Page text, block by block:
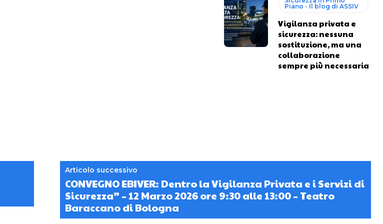
Piano - Il blog di ASSIV
Vigilanza privata e
sicurezza: nessuna
sostituzione, ma una
collaborazione
sempre più necessaria
Articolo successivo
CONVEGNO EBIVER: Dentro la Vigilanza Privata e i Servizi di
Sicurezza” – 12 Marzo 2026 ore 9:30 alle 13:00 – Teatro
Baraccano di Bologna